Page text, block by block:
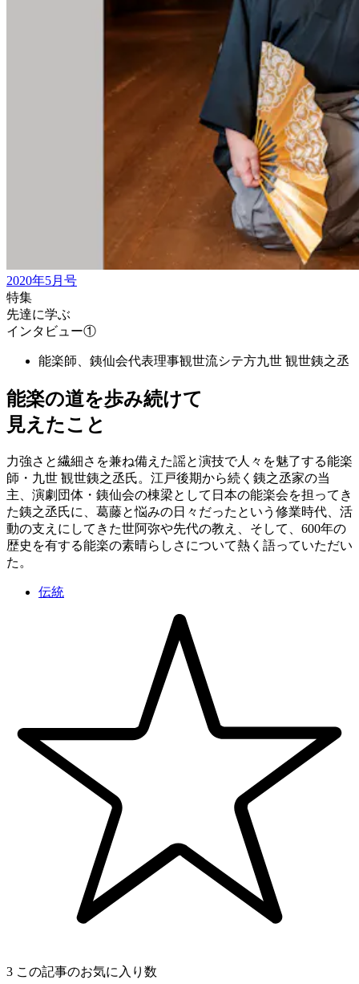
2020年5月号
特集
先達に学ぶ
インタビュー①
能楽師、銕仙会代表理事観世流シテ方九世 観世銕之丞
能楽の道を歩み続けて
見えたこと
力強さと繊細さを兼ね備えた謡と演技で人々を魅了する能楽
師・九世 観世銕之丞氏。江戸後期から続く銕之丞家の当
主、演劇団体・銕仙会の棟梁として日本の能楽会を担ってき
た銕之丞氏に、葛藤と悩みの日々だったという修業時代、活
動の支えにしてきた世阿弥や先代の教え、そして、600年の
歴史を有する能楽の素晴らしさについて熱く語っていただい
た。
伝統
3 この記事のお気に入り数